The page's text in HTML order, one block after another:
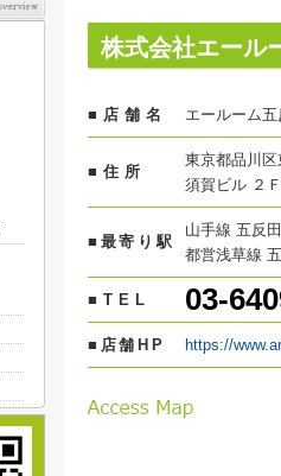
株式会社エール
■店舗名 エールーム
■住所
東京都品川
須賀ビル ２Ｆ
■最寄り駅
山手線 五反
都営浅草線
■TEL 03-
■店舗HP https://